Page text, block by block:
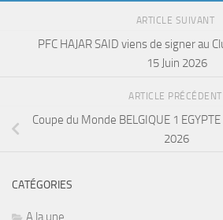
ARTICLE SUIVANT
PFC HAJAR SAID viens de signer au
15 Juin 2026
ARTICLE PRÉCÉDENT
Coupe du Monde BELGIQUE 1
2026
CATÉGORIES
A la une